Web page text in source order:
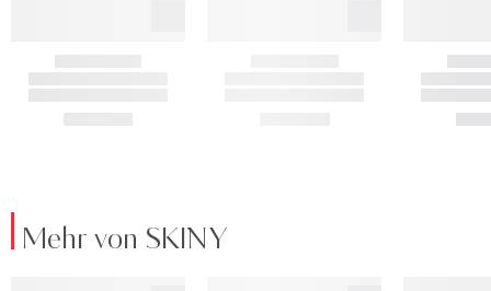
Mehr von SKINY